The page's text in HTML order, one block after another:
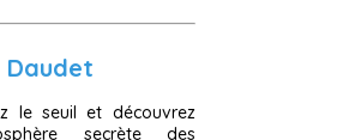
Daudet
le seuil et découvrez
secrète des